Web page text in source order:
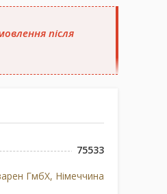
після
75533
ГмбХ, Німеччина